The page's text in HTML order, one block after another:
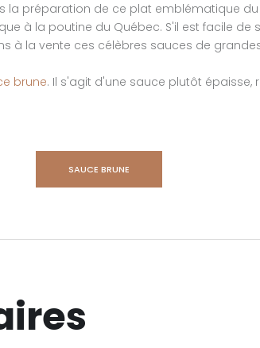
la préparation de ce plat emblématique
à la poutine du Québec. S'il est facile de
à la vente ces célèbres sauces de
brune. Il s'agit d'une sauce plutôt
SAUCE BRUNE